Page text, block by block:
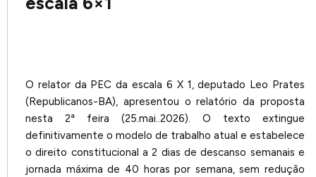
O relator da PEC da escala 6 X 1, deputado Leo Prates
(Republicanos-BA), apresentou o relatório da proposta
nesta 2ª feira (25.mai..2026). O texto extingue
definitivamente o modelo de trabalho atual e estabelece
o direito constitucional a 2 dias de descanso semanais e
jornada máxima de 40 horas por semana, sem redução